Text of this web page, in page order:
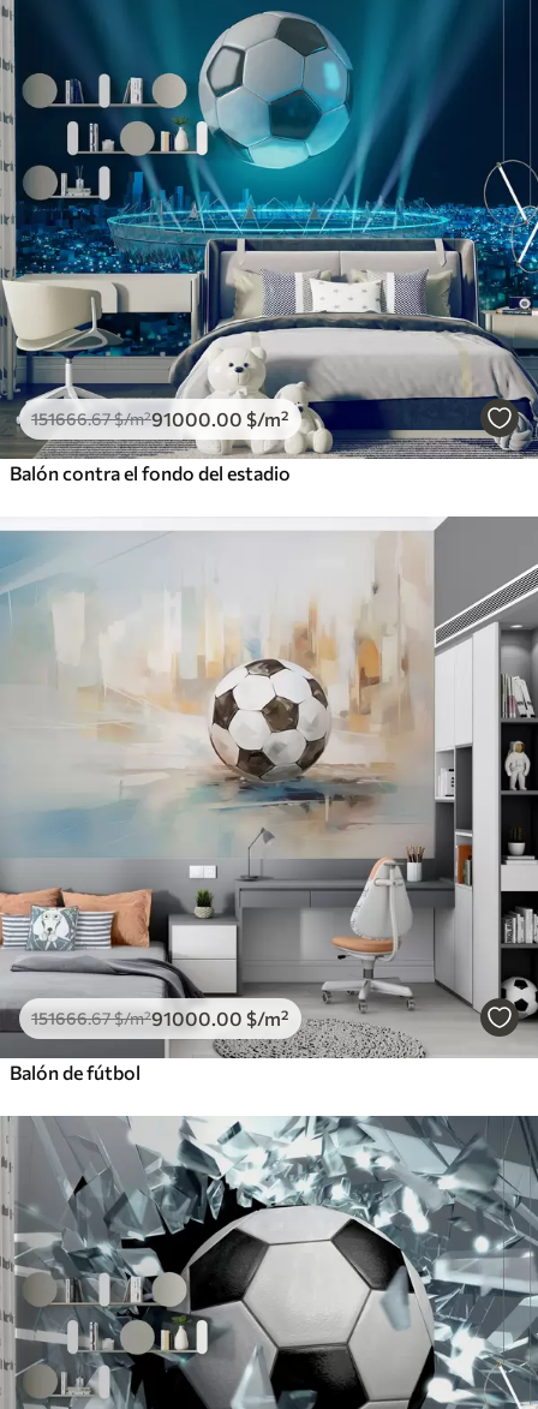
151666.67$/m²91000 .00 $/m²
Balón contra el fondo del estadio
151666.67$/m²91000 .00 $/m²
Balón de fútbol